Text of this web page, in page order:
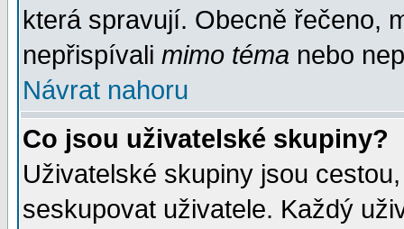
která spravují. Obecně řečeno,
nepřispívali mimo téma nebo
Návrat nahoru
Co jsou uživatelské skupiny?
Uživatelské skupiny jsou
seskupovat uživatele. Každý